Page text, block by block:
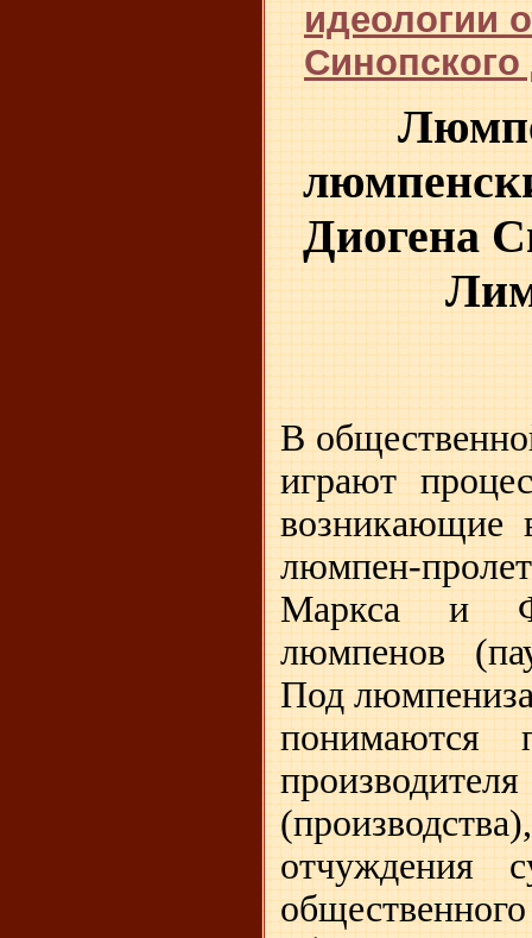
идеологии
Диогена
В
играют
возникающие
люмпен-
Маркса и
люмпенов
Под
понимаются
отчуждения